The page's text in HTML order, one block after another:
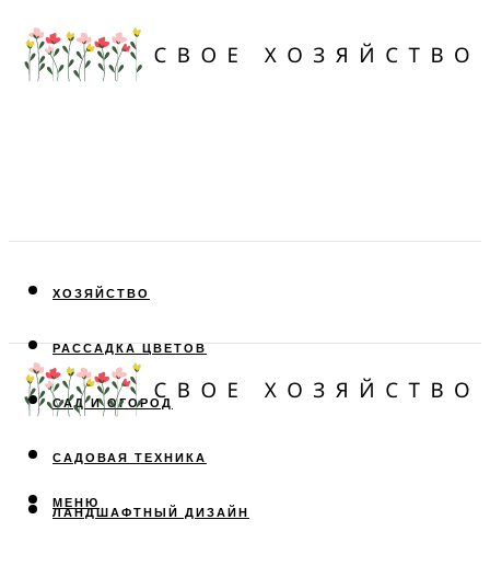
ХОЗЯЙСТВО
РАССАДКА ЦВЕТОВ
САД И ОГОРОД
САДОВАЯ ТЕХНИКА
ЛАНДШАФТНЫЙ ДИЗАЙН
МЕНЮ